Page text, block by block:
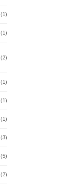
(1)
(1)
(2)
(1)
(1)
(1)
(3)
(5)
(2)